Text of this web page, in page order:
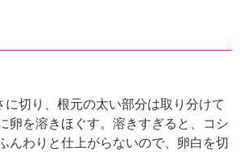
に切り、根元の太い部分は取り分けて
卵を溶きほぐす。溶きすぎると、コシ
んわりと仕上がらないので、卵白を切